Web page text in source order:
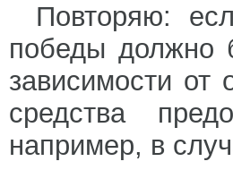
Повторяю:
победы должно
зависимости от
средства
например, в